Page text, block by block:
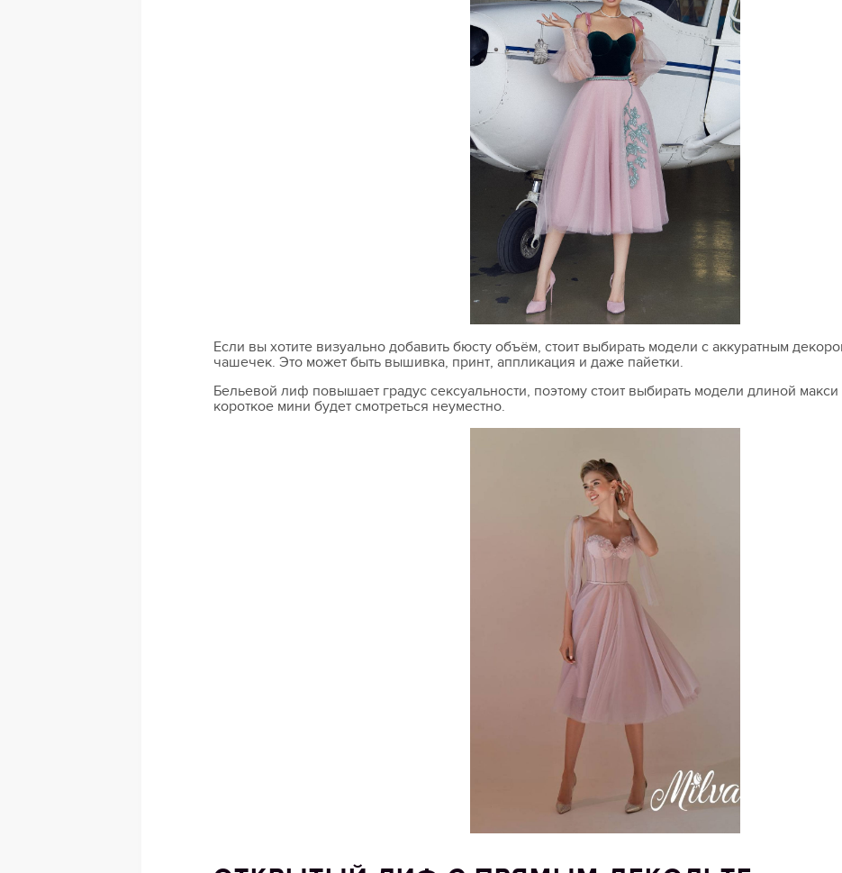
Если вы хотите визуально добавить бюсту объём, стоит выбирать модели с аккуратным
чашечек. Это может быть вышивка, принт, аппликация и даже пайетки.
Бельевой лиф повышает градус сексуальности, поэтому стоит выбирать модели длиной
короткое мини будет смотреться неуместно.